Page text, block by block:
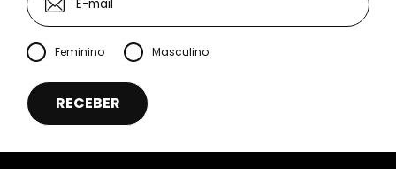
Feminino Masculino